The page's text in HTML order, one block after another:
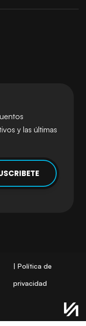
y las últimas
| Política de
privacidad